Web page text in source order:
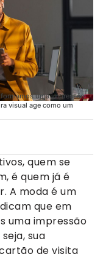
uma impressão
visual age como um
quem se
é quem já é
A moda é um
que em
uma impressão
sua
de visita